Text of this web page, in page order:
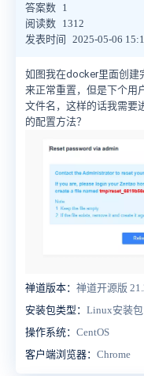
答案数 1
阅读数 1312
发表时间
2025-05-06
如图我在docker里面创建
来正常重置，但是下个用
文件名，这样的话我需要
的配置方法？
禅道版本： 禅道开源版
安装包类型： Linux安装包
操作系统： CentOS
客户端浏览器： Chrome